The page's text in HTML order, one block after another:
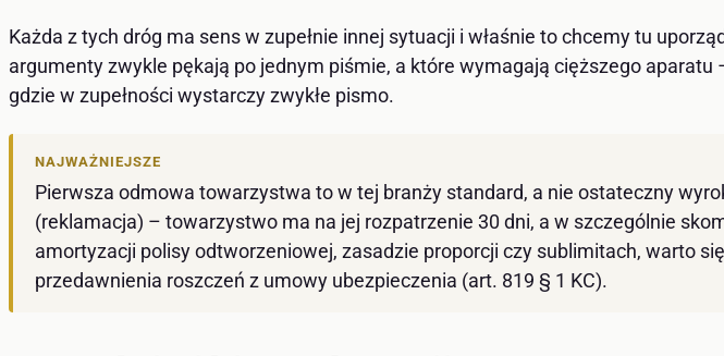
Każda z tych dróg ma sens w zupełnie innej sytuacji i właśnie to chcemy tu
argumenty zwykle pękają po jednym piśmie, a które wymagają cięższego
gdzie w zupełności wystarczy zwykłe pismo.
NAJWAŻNIEJSZE
Pierwsza odmowa towarzystwa to w tej branży standard, a nie ostateczny
(reklamacja) – towarzystwo ma na jej rozpatrzenie 30 dni, a w szczególnie
amortyzacji polisy odtworzeniowej, zasadzie proporcji czy sublimitach, warto
przedawnienia roszczeń z umowy ubezpieczenia (art. 819 § 1 KC).